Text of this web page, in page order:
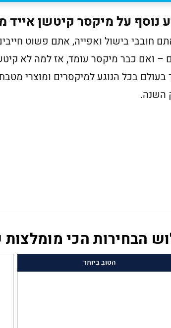
נוסף על מיקסר קיטשן אייד
חובבי בישול ואפייה, אתם פשוט
– ואם כבר מיקסר עומד, אז למה לא
בעולם בכל הנוגע למיקסרים ומוצרי
השנה.
הבחירות הכי מומלצות
הטוב ביותר